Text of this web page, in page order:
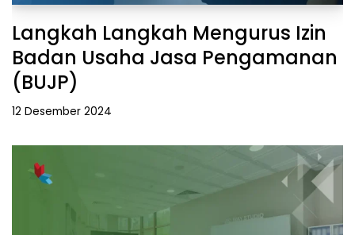
Langkah Langkah Mengurus Izin
Badan Usaha Jasa Pengamanan
(BUJP)
12 Desember 2024